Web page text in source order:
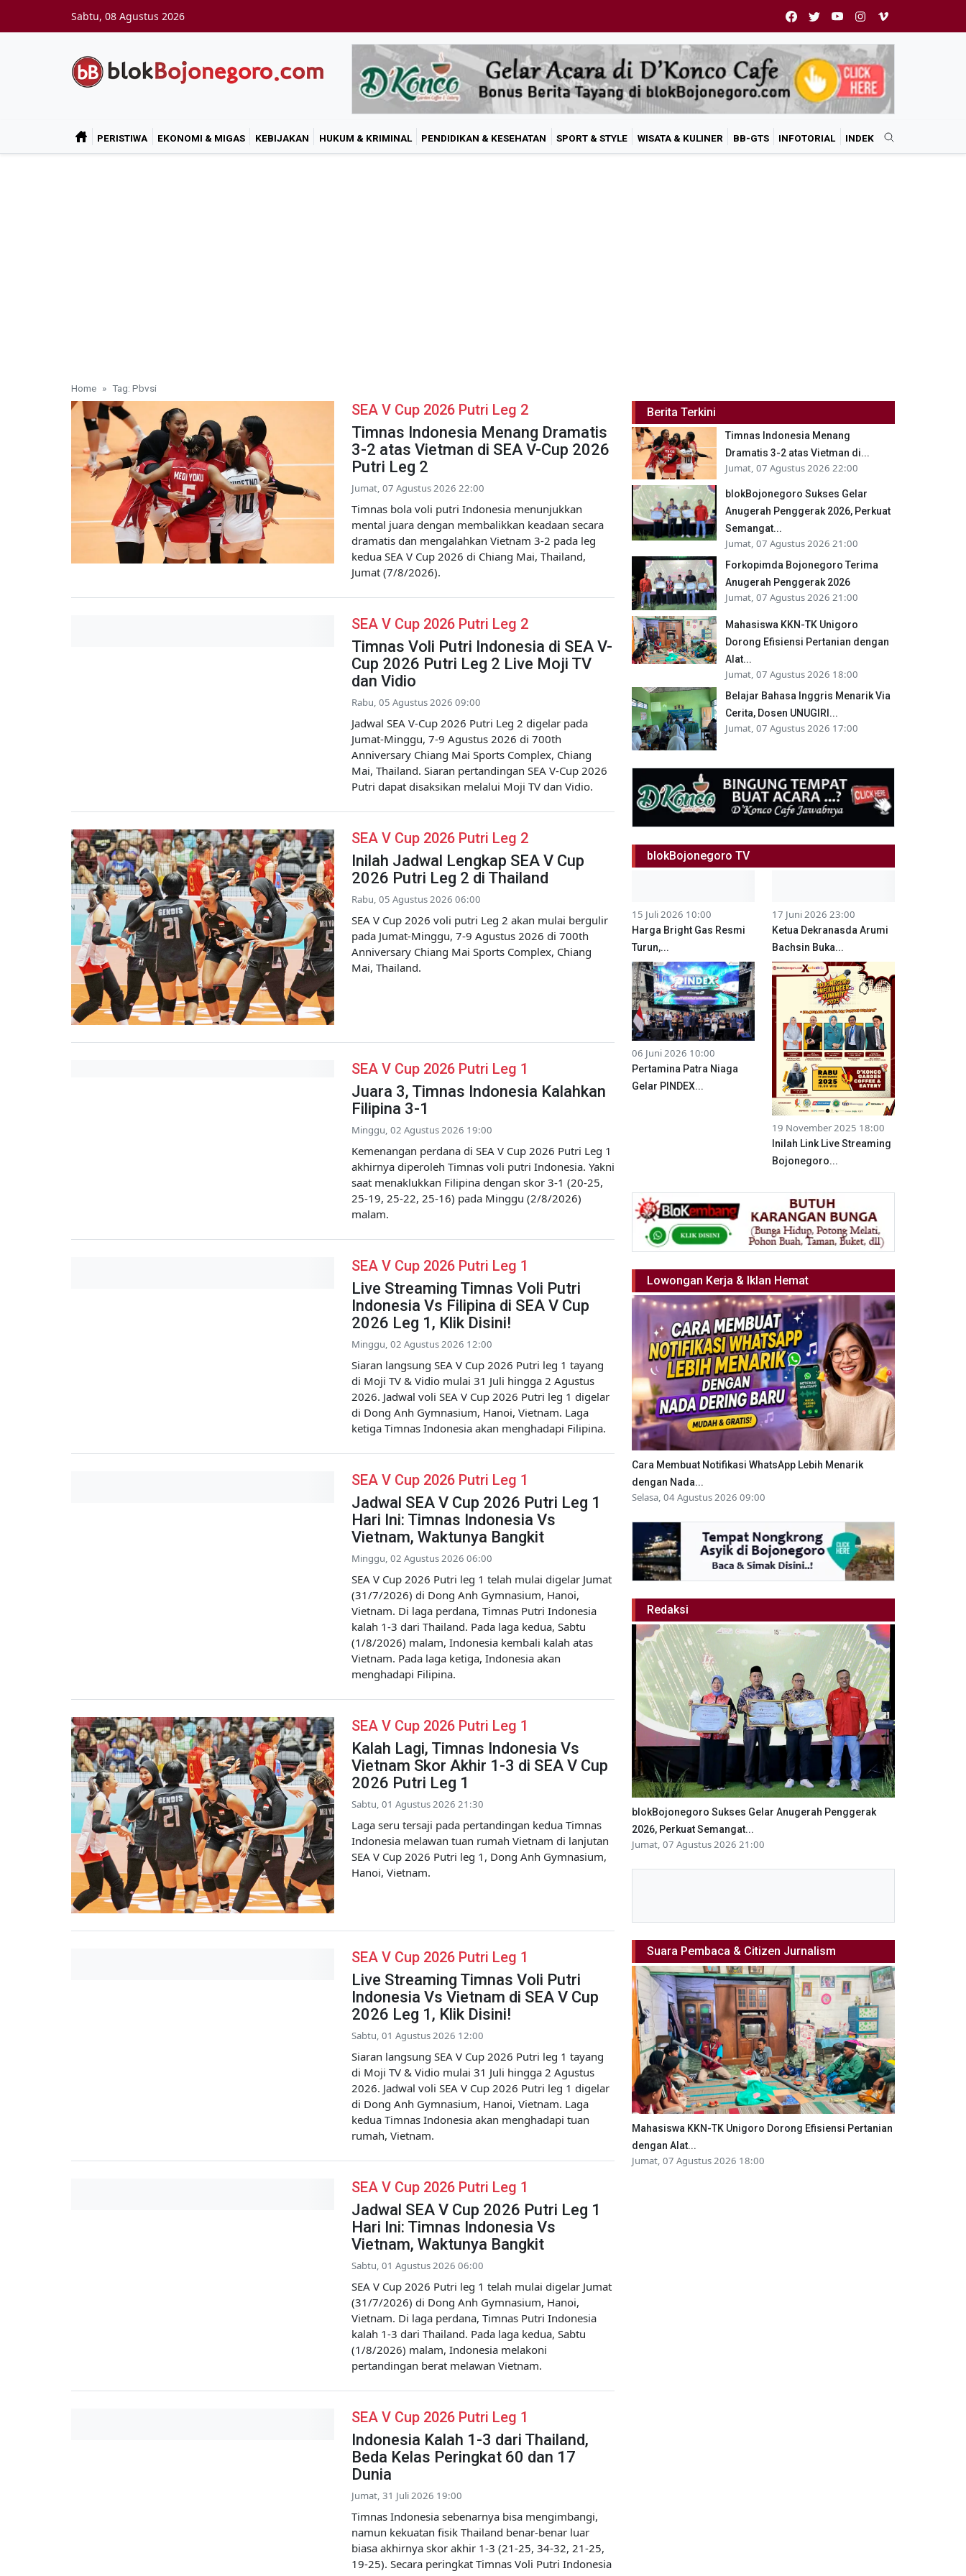
Sabtu, 08 Agustus 2026
PERISTIWA EKONOMI & MIGAS KEBIJAKAN HUKUM & KRIMINAL PENDIDIKAN & KESEHATAN SPORT & STYLE WISATA & KULINER BB-GTS INFOTORIAL INDEK
Home Tag: Pbvsi
SEA V Cup 2026 Putri Leg 2
Timnas Indonesia Menang Dramatis
3-2 atas Vietman di SEA V-Cup 2026
Putri Leg 2
Jumat, 07 Agustus 2026 22:00
Timnas bola voli putri Indonesia menunjukkan
mental juara dengan membalikkan keadaan secara
dramatis dan mengalahkan Vietnam 3-2 pada leg
kedua SEA V Cup 2026 di Chiang Mai, Thailand,
Jumat (7/8/2026).
SEA V Cup 2026 Putri Leg 2
Timnas Voli Putri Indonesia di SEA V-
Cup 2026 Putri Leg 2 Live Moji TV
dan Vidio
Rabu, 05 Agustus 2026 09:00
Jadwal SEA V-Cup 2026 Putri Leg 2 digelar pada
Jumat-Minggu, 7-9 Agustus 2026 di 700th
Anniversary Chiang Mai Sports Complex, Chiang
Mai, Thailand. Siaran pertandingan SEA V-Cup 2026
Putri dapat disaksikan melalui Moji TV dan Vidio.
SEA V Cup 2026 Putri Leg 2
Inilah Jadwal Lengkap SEA V Cup
2026 Putri Leg 2 di Thailand
Rabu, 05 Agustus 2026 06:00
SEA V Cup 2026 voli putri Leg 2 akan mulai bergulir
pada Jumat-Minggu, 7-9 Agustus 2026 di 700th
Anniversary Chiang Mai Sports Complex, Chiang
Mai, Thailand.
SEA V Cup 2026 Putri Leg 1
Juara 3, Timnas Indonesia Kalahkan
Filipina 3-1
Minggu, 02 Agustus 2026 19:00
Kemenangan perdana di SEA V Cup 2026 Putri Leg 1
akhirnya diperoleh Timnas voli putri Indonesia. Yakni
saat menaklukkan Filipina dengan skor 3-1 (20-25,
25-19, 25-22, 25-16) pada Minggu (2/8/2026)
malam.
SEA V Cup 2026 Putri Leg 1
Live Streaming Timnas Voli Putri
Indonesia Vs Filipina di SEA V Cup
2026 Leg 1, Klik Disini!
Minggu, 02 Agustus 2026 12:00
Siaran langsung SEA V Cup 2026 Putri leg 1 tayang
di Moji TV & Vidio mulai 31 Juli hingga 2 Agustus
2026. Jadwal voli SEA V Cup 2026 Putri leg 1 digelar
di Dong Anh Gymnasium, Hanoi, Vietnam. Laga
ketiga Timnas Indonesia akan menghadapi Filipina.
SEA V Cup 2026 Putri Leg 1
Jadwal SEA V Cup 2026 Putri Leg 1
Hari Ini: Timnas Indonesia Vs
Vietnam, Waktunya Bangkit
Minggu, 02 Agustus 2026 06:00
SEA V Cup 2026 Putri leg 1 telah mulai digelar Jumat
(31/7/2026) di Dong Anh Gymnasium, Hanoi,
Vietnam. Di laga perdana, Timnas Putri Indonesia
kalah 1-3 dari Thailand. Pada laga kedua, Sabtu
(1/8/2026) malam, Indonesia kembali kalah atas
Vietnam. Pada laga ketiga, Indonesia akan
menghadapi Filipina.
SEA V Cup 2026 Putri Leg 1
Kalah Lagi, Timnas Indonesia Vs
Vietnam Skor Akhir 1-3 di SEA V Cup
2026 Putri Leg 1
Sabtu, 01 Agustus 2026 21:30
Laga seru tersaji pada pertandingan kedua Timnas
Indonesia melawan tuan rumah Vietnam di lanjutan
SEA V Cup 2026 Putri leg 1, Dong Anh Gymnasium,
Hanoi, Vietnam.
SEA V Cup 2026 Putri Leg 1
Live Streaming Timnas Voli Putri
Indonesia Vs Vietnam di SEA V Cup
2026 Leg 1, Klik Disini!
Sabtu, 01 Agustus 2026 12:00
Siaran langsung SEA V Cup 2026 Putri leg 1 tayang
di Moji TV & Vidio mulai 31 Juli hingga 2 Agustus
2026. Jadwal voli SEA V Cup 2026 Putri leg 1 digelar
di Dong Anh Gymnasium, Hanoi, Vietnam. Laga
kedua Timnas Indonesia akan menghadapi tuan
rumah, Vietnam.
SEA V Cup 2026 Putri Leg 1
Jadwal SEA V Cup 2026 Putri Leg 1
Hari Ini: Timnas Indonesia Vs
Vietnam, Waktunya Bangkit
Sabtu, 01 Agustus 2026 06:00
SEA V Cup 2026 Putri leg 1 telah mulai digelar Jumat
(31/7/2026) di Dong Anh Gymnasium, Hanoi,
Vietnam. Di laga perdana, Timnas Putri Indonesia
kalah 1-3 dari Thailand. Pada laga kedua, Sabtu
(1/8/2026) malam, Indonesia melakoni
pertandingan berat melawan Vietnam.
SEA V Cup 2026 Putri Leg 1
Indonesia Kalah 1-3 dari Thailand,
Beda Kelas Peringkat 60 dan 17
Dunia
Jumat, 31 Juli 2026 19:00
Timnas Indonesia sebenarnya bisa mengimbangi,
namun kekuatan fisik Thailand benar-benar luar
biasa akhirnya skor akhir 1-3 (21-25, 34-32, 21-25,
19-25). Secara peringkat Timnas Voli Putri Indonesia
Berita Terkini
Timnas Indonesia Menang
Dramatis 3-2 atas Vietman di...
Jumat, 07 Agustus 2026 22:00
blokBojonegoro Sukses Gelar
Anugerah Penggerak 2026, Perkuat
Semangat...
Jumat, 07 Agustus 2026 21:00
Forkopimda Bojonegoro Terima
Anugerah Penggerak 2026
Jumat, 07 Agustus 2026 21:00
Mahasiswa KKN-TK Unigoro
Dorong Efisiensi Pertanian dengan
Alat...
Jumat, 07 Agustus 2026 18:00
Belajar Bahasa Inggris Menarik Via
Cerita, Dosen UNUGIRI...
Jumat, 07 Agustus 2026 17:00
blokBojonegoro TV
15 Juli 2026 10:00
Harga Bright Gas Resmi
Turun,...
17 Juni 2026 23:00
Ketua Dekranasda Arumi
Bachsin Buka...
06 Juni 2026 10:00
Pertamina Patra Niaga
Gelar PINDEX...
19 November 2025 18:00
Inilah Link Live Streaming
Bojonegoro...
Lowongan Kerja & Iklan Hemat
Cara Membuat Notifikasi WhatsApp Lebih Menarik
dengan Nada...
Selasa, 04 Agustus 2026 09:00
Redaksi
blokBojonegoro Sukses Gelar Anugerah Penggerak
2026, Perkuat Semangat...
Jumat, 07 Agustus 2026 21:00
Suara Pembaca & Citizen Jurnalism
Mahasiswa KKN-TK Unigoro Dorong Efisiensi Pertanian
dengan Alat...
Jumat, 07 Agustus 2026 18:00